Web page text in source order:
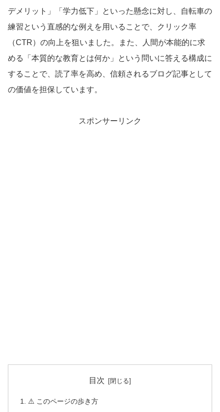
デメリット」「学力低下」といった懸念に対し、自転車の
練習という直感的な例えを用いることで、クリック率
（CTR）の向上を狙いました。また、人間が本能的に求
める「本質的な教育とは何か」という問いに答える構成に
することで、読了率を高め、信頼されるブログ記事として
の価値を担保しています。
スポンサーリンク
目次
⚠️ このページの歩き方